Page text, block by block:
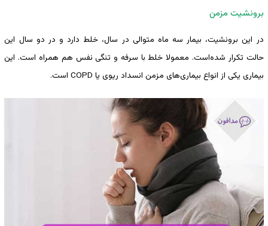
برونشیت مزمن
در این برونشیت، بیمار سه ماه متوالی در سال، خلط دارد و در دو سال این
حالت تکرار ‌شده‌است. معمولا خلط با سرفه و تنگی نفس هم همراه است. این
بیماری یکی از انواع بیماری‌های مزمن انسداد ریوی یا COPD است.